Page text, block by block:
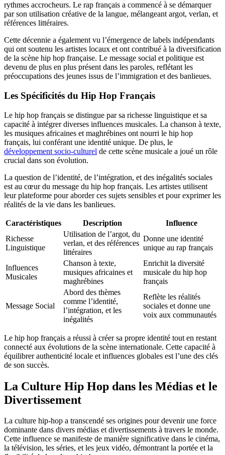
rythmes accrocheurs. Le rap français a commencé à se démarquer
par son utilisation créative de la langue, mélangeant argot, verlan, et
références littéraires.
Cette décennie a également vu l’émergence de labels indépendants
qui ont soutenu les artistes locaux et ont contribué à la diversification
de la scène hip hop française. Le message social et politique est
devenu de plus en plus présent dans les paroles, reflétant les
préoccupations des jeunes issus de l’immigration et des banlieues.
Les Spécificités du Hip Hop Français
Le hip hop français se distingue par sa richesse linguistique et sa
capacité à intégrer diverses influences musicales. La chanson à texte,
les musiques africaines et maghrébines ont nourri le hip hop
français, lui conférant une identité unique. De plus, le
développement socio-culturel de cette scène musicale a joué un rôle
crucial dans son évolution.
La question de l’identité, de l’intégration, et des inégalités sociales
est au cœur du message du hip hop français. Les artistes utilisent
leur plateforme pour aborder ces sujets sensibles et pour exprimer les
réalités de la vie dans les banlieues.
Caractéristiques Description
Influence
Richesse
Linguistique
Utilisation de l’argot, du
verlan, et des références
littéraires
Donne une identité
unique au rap français
Influences
Musicales
Chanson à texte,
musiques africaines et
maghrébines
Enrichit la diversité
musicale du hip hop
français
Message Social
Abord des thèmes
comme l’identité,
l’intégration, et les
inégalités
Reflète les réalités
sociales et donne une
voix aux communautés
Le hip hop français a réussi à créer sa propre identité tout en restant
connecté aux évolutions de la scène internationale. Cette capacité à
équilibrer authenticité locale et influences globales est l’une des clés
de son succès.
La Culture Hip Hop dans les Médias et le
Divertissement
La culture hip-hop a transcendé ses origines pour devenir une force
dominante dans divers médias et divertissements à travers le monde.
Cette influence se manifeste de manière significative dans le cinéma,
la télévision, les séries, et les jeux vidéo, démontrant la portée et la